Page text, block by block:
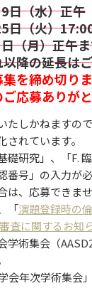
日（水）正午
日（火）
（月）正午
降の延長は
を締め切りま
応募ありが
しかねますので
されています。
礎研究」、「F.
号」の入力が必
、応募できませ
「演題登録時の
査に関するお知
学術集会（
会年次学術集会